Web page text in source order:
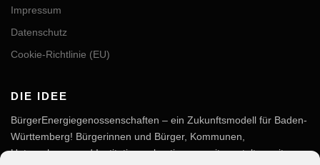
Impressum
Datenschutz
Cookie-Richtlinie (EU)
DIE IDEE
BürgerEnergiegenossenschaften – ein Zukunftsmodell für Baden-
Württemberg! Bürgerinnen und Bürger, Kommunen,
Unternehmen und Institutionen bestimmen mit, gestalten mit,